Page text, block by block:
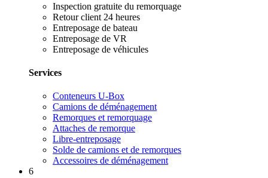
Inspection gratuite du remorquage
Retour client 24 heures
Entreposage de bateau
Entreposage de VR
Entreposage de véhicules
Services
Conteneurs U-Box
Camions de déménagement
Remorques et remorquage
Attaches de remorque
Libre-entreposage
Solde de camions et de remorques
Accessoires de déménagement
6